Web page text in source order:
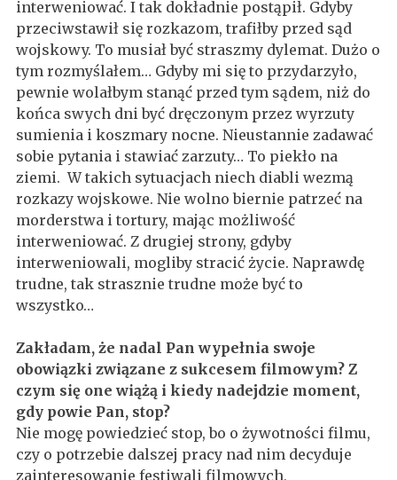
interweniować. I tak dokładnie postąpił. Gdyby
przeciwstawił się rozkazom, trafiłby przed sąd
wojskowy. To musiał być straszmy dylemat. Dużo o
tym rozmyślałem… Gdyby mi się to przydarzyło,
pewnie wolałbym stanąć przed tym sądem, niż do
końca swych dni być dręczonym przez wyrzuty
sumienia i koszmary nocne. Nieustannie zadawać
sobie pytania i stawiać zarzuty… To piekło na
ziemi. W takich sytuacjach niech diabli wezmą
rozkazy wojskowe. Nie wolno biernie patrzeć na
morderstwa i tortury, mając możliwość
interweniować. Z drugiej strony, gdyby
interweniowali, mogliby stracić życie. Naprawdę
trudne, tak strasznie trudne może być to
wszystko…
Zakładam, że nadal Pan wypełnia swoje
obowiązki związane z sukcesem filmowym? Z
czym się one wiążą i kiedy nadejdzie moment,
gdy powie Pan, stop?
Nie mogę powiedzieć stop, bo o żywotności filmu,
czy o potrzebie dalszej pracy nad nim decyduje
zainteresowanie festiwali filmowych,